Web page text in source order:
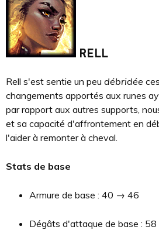
RELL
Rell s'est sentie un peu débridée
changements apportés aux runes
par rapport aux autres supports,
et sa capacité d'affrontement en
l'aider à remonter à cheval.
Stats de base
Armure de base : 40 → 46
Dégâts d'attaque de base :